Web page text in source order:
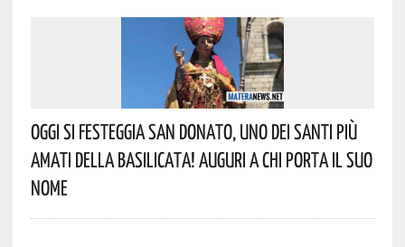
Oggi Si Festeggia San Donato, Uno Dei Santi Più
Amati Della Basilicata! Auguri A Chi Porta Il Suo
Nome